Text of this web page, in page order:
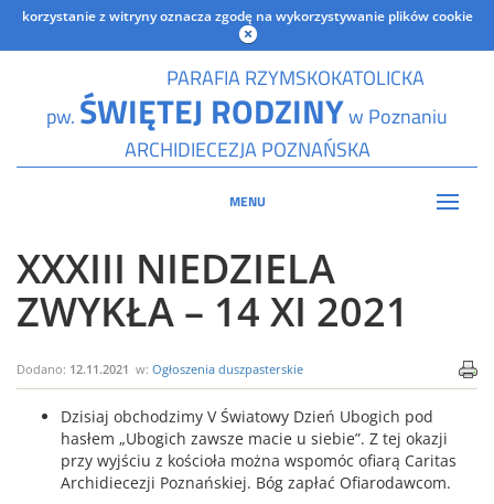
korzystanie z witryny oznacza zgodę na wykorzystywanie plików cookie
PARAFIA RZYMSKOKATOLICKA
pw. ŚWIĘTEJ RODZINYw Poznaniu
ARCHIDIECEZJA POZNAŃSKA
MENU
XXXIII NIEDZIELA
ZWYKŁA – 14 XI 2021
Dodano: 12.11.2021 w: Ogłoszenia duszpasterskie
Dzisiaj obchodzimy V Światowy Dzień Ubogich pod
hasłem „Ubogich zawsze macie u siebie”. Z tej okazji
przy wyjściu z kościoła można wspomóc ofiarą Caritas
Archidiecezji Poznańskiej. Bóg zapłać Ofiarodawcom.